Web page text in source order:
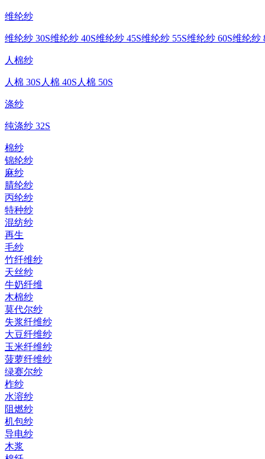
维纶纱
维纶纱 30S维纶纱 40S维纶纱 45S维纶纱 55S维纶纱 60S维纶纱
人棉纱
人棉 30S 人棉 40S 人棉 50S
涤纱
纯涤纱 32S
棉纱
锦纶纱
麻纱
腈纶纱
丙纶纱
特种纱
混纺纱
再生
毛纱
竹纤维纱
天丝纱
牛奶纤维
木棉纱
莫代尔纱
失浆纤维纱
大豆纤维纱
玉米纤维纱
菠萝纤维纱
绿赛尔纱
柞纱
水溶纱
阻燃纱
机包纱
导电纱
木浆